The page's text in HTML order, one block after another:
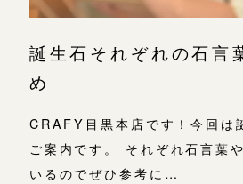
誕生石それぞれの石言
め
CRAFY目黒本店です！今回は
ご案内です。 それぞれ石言葉
いるのでぜひ参考に…